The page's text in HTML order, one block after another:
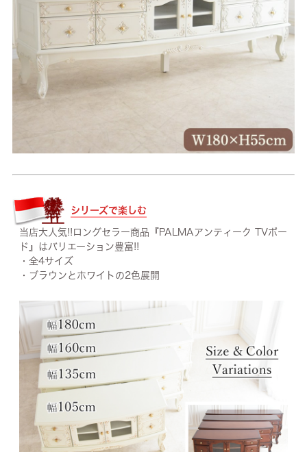
シリーズで楽しむ
当店大人気!!ロングセラー商品『PALMAアンティーク TVボー
ド』はバリエーション豊富!!
・全4サイズ
・ブラウンとホワイトの2色展開